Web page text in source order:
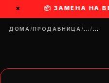
× 📦 ЗАМЕНА НА
ДОМА/ПРОДАВНИЦА/…/…